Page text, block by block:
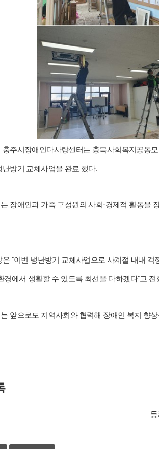
충주시장애인다사랑센터는 충북사회복지공동
난방기 교체사업을 완료 했다.
장애인과 가족 구성원의 사회·경제적 활동을
은 "이번 냉난방기 교체사업으로 사계절 내내
경에서 생활할 수 있도록 최선을 다하겠다"고 전
앞으로도 지역사회와 협력해 장애인 복지 향